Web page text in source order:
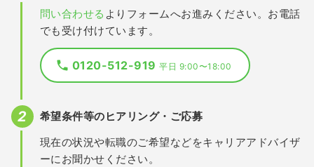
問い合わせる よりフォームへお進みください。お電話
でも受け付けています。
0120-512-919平日 9:00〜18:00
希望条件等のヒアリング・ご応募
現在の状況や転職のご希望などをキャリアアドバイザ
ーにお聞かせください。